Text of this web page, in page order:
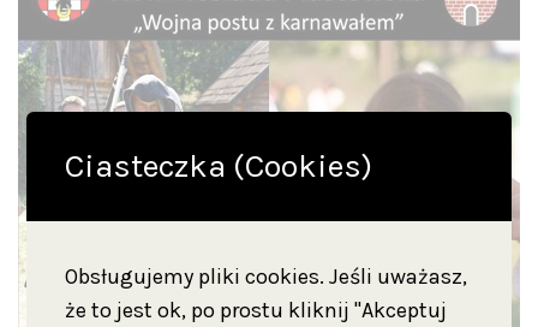
Ciasteczka (Cookies)
Obsługujemy pliki cookies. Jeśli uważasz,
że to jest ok, po prostu kliknij "Akceptuj